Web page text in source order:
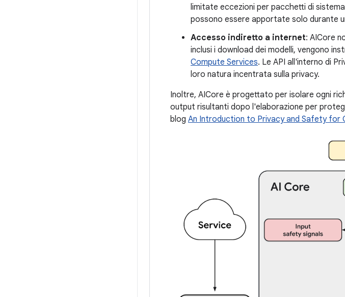
limitate eccezioni per pacchetti di
possono essere apportate solo durante
Accesso indiretto a internet: AICore
inclusi i download dei modelli, vengono
Compute Services. Le API all'interno di
loro natura incentrata sulla privacy.
Inoltre, AICore è progettato per isolare ogni
output risultanti dopo l'elaborazione per
blog An Introduction to Privacy and Safety for